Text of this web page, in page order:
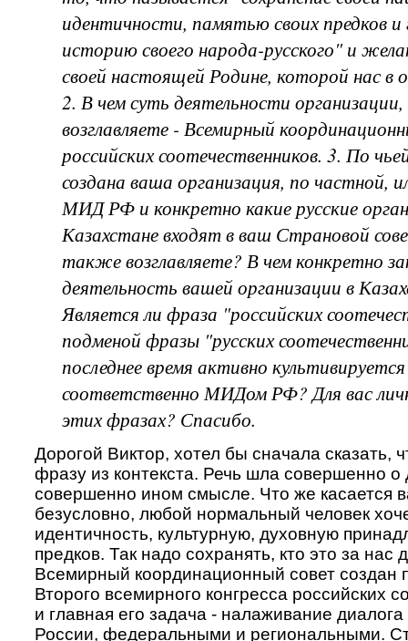
идентичности, памятью своих предков
историю своего народа-русского" и
своей настоящей Родине, которой нас в
2. В чем суть деятельности
возглавляете - Всемирный
российских соотечественников. 3. По
создана ваша организация, по частной,
МИД РФ и конкретно какие русские
Казахстане входят в ваш Страновой
также возглавляете? В чем конкретно
деятельность вашей организации в
Является ли фраза "российских
подменой фразы "русских
последнее время активно
соответственно МИДом РФ? Для вас
этих фразах? Спасибо.
Дорогой Виктор, хотел бы сначала сказать,
фразу из контекста. Речь шла совершенно о
совершенно ином смысле. Что же касается
безусловно, любой нормальный человек
идентичность, культурную, духовную
предков. Так надо сохранять, кто это за нас
Всемирный координационный совет создан
Второго всемирного конгресса российских
и главная его задача - налаживание
России, федеральными и региональными.